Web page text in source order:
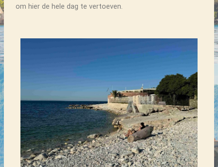
om hier de hele dag te vertoeven.